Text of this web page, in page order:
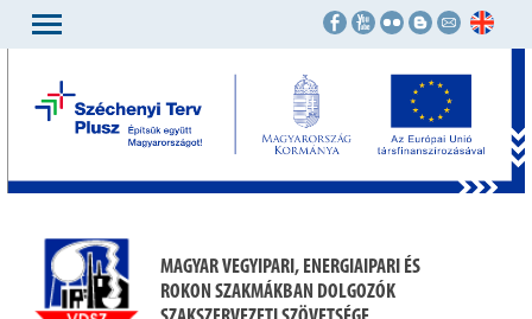
MAGYAR VEGYIPARI, ENERGIAIPARI ÉS
ROKON SZAKMÁKBAN DOLGOZÓK